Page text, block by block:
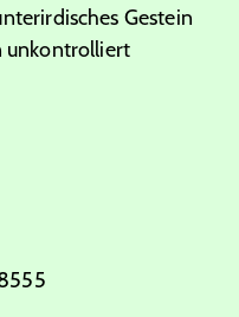
Gestein
unkontrolliert